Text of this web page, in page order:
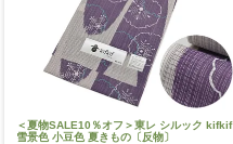
＜夏物SALE10％オフ＞東レ シルック kifkif
雪景色 小豆色 夏きもの〔反物〕